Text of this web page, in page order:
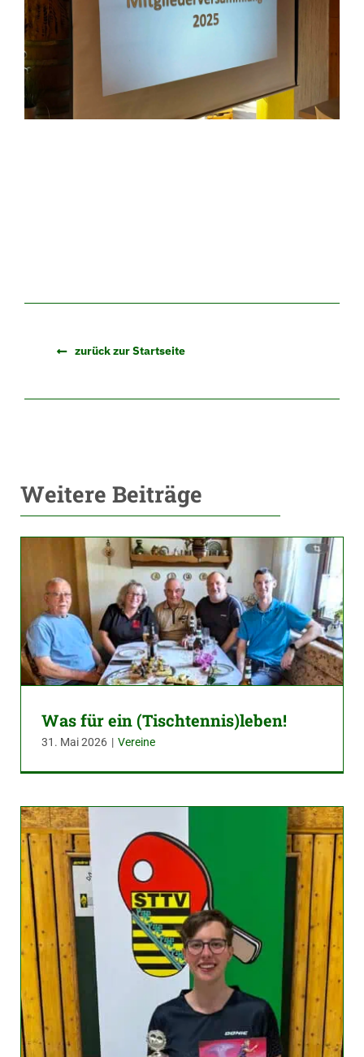
zurück zur Startseite
Weitere Beiträge
Was für ein (Tischtennis)leben!
31. Mai 2026 | Vereine